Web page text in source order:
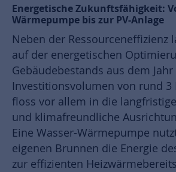
Energetische Zukunftsfähigkeit:
Wärmepumpe bis zur PV-Anlage
Neben der Ressourceneffizienz
auf der energetischen
Gebäudebestands aus dem Jahr
Investitionsvolumen von rund 3
floss vor allem in die
und klimafreundliche
Eine Wasser-Wärmepumpe
eigenen Brunnen die Energie
zur effizienten